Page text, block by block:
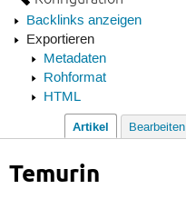
Backlinks anzeigen
Exportieren
Metadaten
Rohformat
HTML
Artikel Bearbeiten
Temurin